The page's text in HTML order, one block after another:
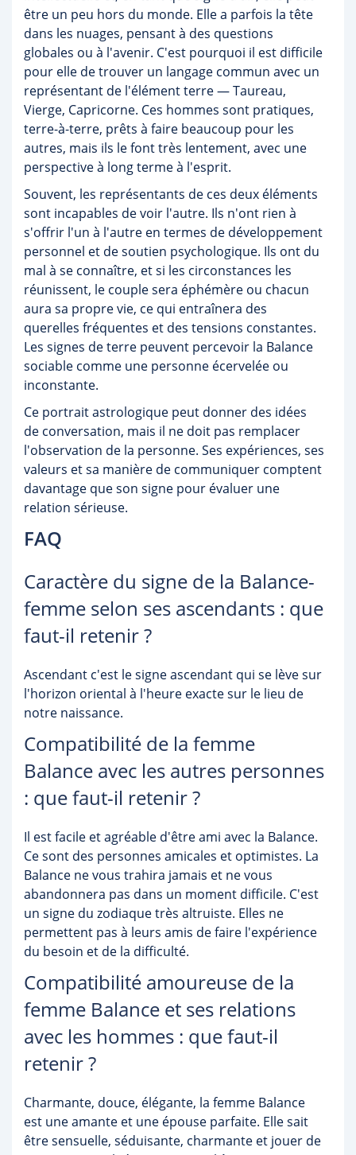
être un peu hors du monde. Elle a parfois la tête
dans les nuages, pensant à des questions
globales ou à l'avenir. C'est pourquoi il est difficile
pour elle de trouver un langage commun avec un
représentant de l'élément terre — Taureau,
Vierge, Capricorne. Ces hommes sont pratiques,
terre-à-terre, prêts à faire beaucoup pour les
autres, mais ils le font très lentement, avec une
perspective à long terme à l'esprit.
Souvent, les représentants de ces deux éléments
sont incapables de voir l'autre. Ils n'ont rien à
s'offrir l'un à l'autre en termes de développement
personnel et de soutien psychologique. Ils ont du
mal à se connaître, et si les circonstances les
réunissent, le couple sera éphémère ou chacun
aura sa propre vie, ce qui entraînera des
querelles fréquentes et des tensions constantes.
Les signes de terre peuvent percevoir la Balance
sociable comme une personne écervelée ou
inconstante.
Ce portrait astrologique peut donner des idées
de conversation, mais il ne doit pas remplacer
l'observation de la personne. Ses expériences, ses
valeurs et sa manière de communiquer comptent
davantage que son signe pour évaluer une
relation sérieuse.
FAQ
Caractère du signe de la Balance-
femme selon ses ascendants : que
faut-il retenir ?
Ascendant c'est le signe ascendant qui se lève sur
l'horizon oriental à l'heure exacte sur le lieu de
notre naissance.
Compatibilité de la femme
Balance avec les autres personnes
: que faut-il retenir ?
Il est facile et agréable d'être ami avec la Balance.
Ce sont des personnes amicales et optimistes. La
Balance ne vous trahira jamais et ne vous
abandonnera pas dans un moment difficile. C'est
un signe du zodiaque très altruiste. Elles ne
permettent pas à leurs amis de faire l'expérience
du besoin et de la difficulté.
Compatibilité amoureuse de la
femme Balance et ses relations
avec les hommes : que faut-il
retenir ?
Charmante, douce, élégante, la femme Balance
est une amante et une épouse parfaite. Elle sait
être sensuelle, séduisante, charmante et jouer de